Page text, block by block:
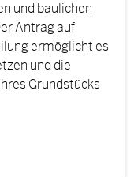
und baulichen
Antrag auf
ermöglicht es
und die
Grundstücks